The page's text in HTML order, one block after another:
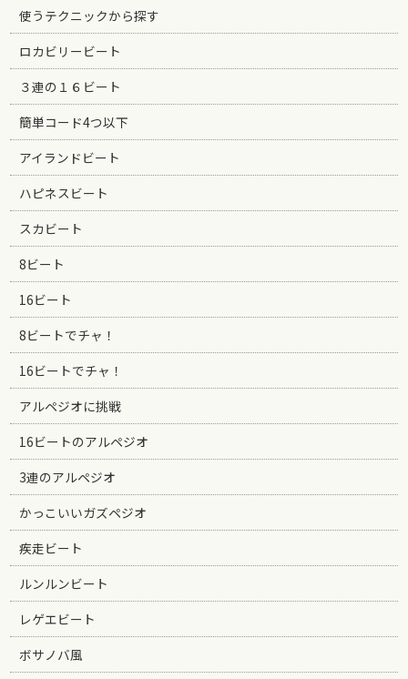
使うテクニックから探す
ロカビリービート
３連の１６ビート
簡単コード4つ以下
アイランドビート
ハピネスビート
スカビート
8ビート
16ビート
8ビートでチャ！
16ビートでチャ！
アルペジオに挑戦
16ビートのアルペジオ
3連のアルペジオ
かっこいいガズペジオ
疾走ビート
ルンルンビート
レゲエビート
ボサノバ風